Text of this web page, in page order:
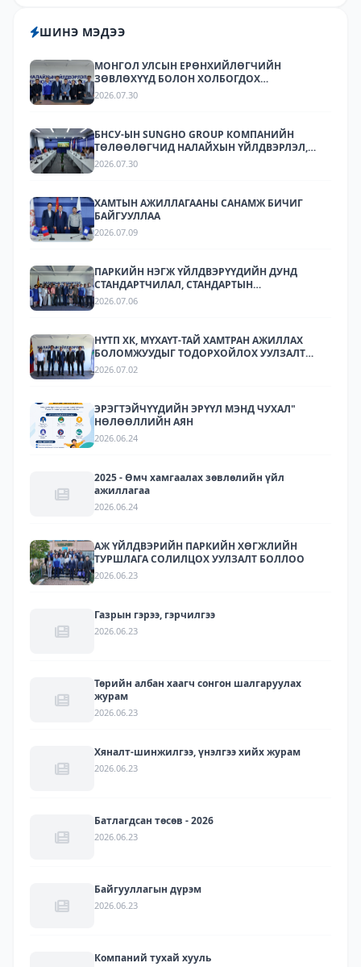
ШИНЭ МЭДЭЭ
МОНГОЛ УЛСЫН ЕРӨНХИЙЛӨГЧИЙН
ЗӨВЛӨХҮҮД БОЛОН ХОЛБОГДОХ
БАЙГУУЛЛАГУУДЫН ТӨЛӨӨЛӨЛ НАЛАЙХЫН
2026.07.30
БНСУ-ЫН SUNGHO GROUP КОМПАНИЙН
ТӨЛӨӨЛӨГЧИД НАЛАЙХЫН ҮЙЛДВЭРЛЭЛ,
ТЕХНОЛОГИЙН ПАРКТ АЖИЛЛАЛАА.
2026.07.30
ХАМТЫН АЖИЛЛАГААНЫ САНАМЖ БИЧИГ
БАЙГУУЛЛАА
2026.07.09
ПАРКИЙН НЭГЖ ҮЙЛДВЭРҮҮДИЙН ДУНД
СТАНДАРТЧИЛАЛ, СТАНДАРТЫН
ХЭРЭГЖИЛТИЙН ТАЛААР СУРГАЛТ,
2026.07.06
НҮТП ХК, МҮХАҮТ-ТАЙ ХАМТРАН АЖИЛЛАХ
БОЛОМЖУУДЫГ ТОДОРХОЙЛОХ УУЛЗАЛТ
ЗОХИОН БАЙГУУЛАГДЛАА.
2026.07.02
ЭРЭГТЭЙЧҮҮДИЙН ЭРҮҮЛ МЭНД ЧУХАЛ"
НӨЛӨӨЛЛИЙН АЯН
2026.06.24
2025 - Өмч хамгаалах зөвлөлийн үйл
ажиллагаа
2026.06.24
АЖ ҮЙЛДВЭРИЙН ПАРКИЙН ХӨГЖЛИЙН
ТУРШЛАГА СОЛИЛЦОХ УУЛЗАЛТ БОЛЛОО
2026.06.23
Газрын гэрээ, гэрчилгээ
2026.06.23
Төрийн албан хаагч сонгон шалгаруулах
журам
2026.06.23
Хяналт-шинжилгээ, үнэлгээ хийх журам
2026.06.23
Батлагдсан төсөв - 2026
2026.06.23
Байгууллагын дүрэм
2026.06.23
Компаний тухай хууль